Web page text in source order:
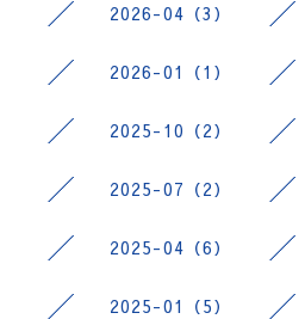
2026-04（3）
2026-01（1）
2025-10（2）
2025-07（2）
2025-04（6）
2025-01（5）